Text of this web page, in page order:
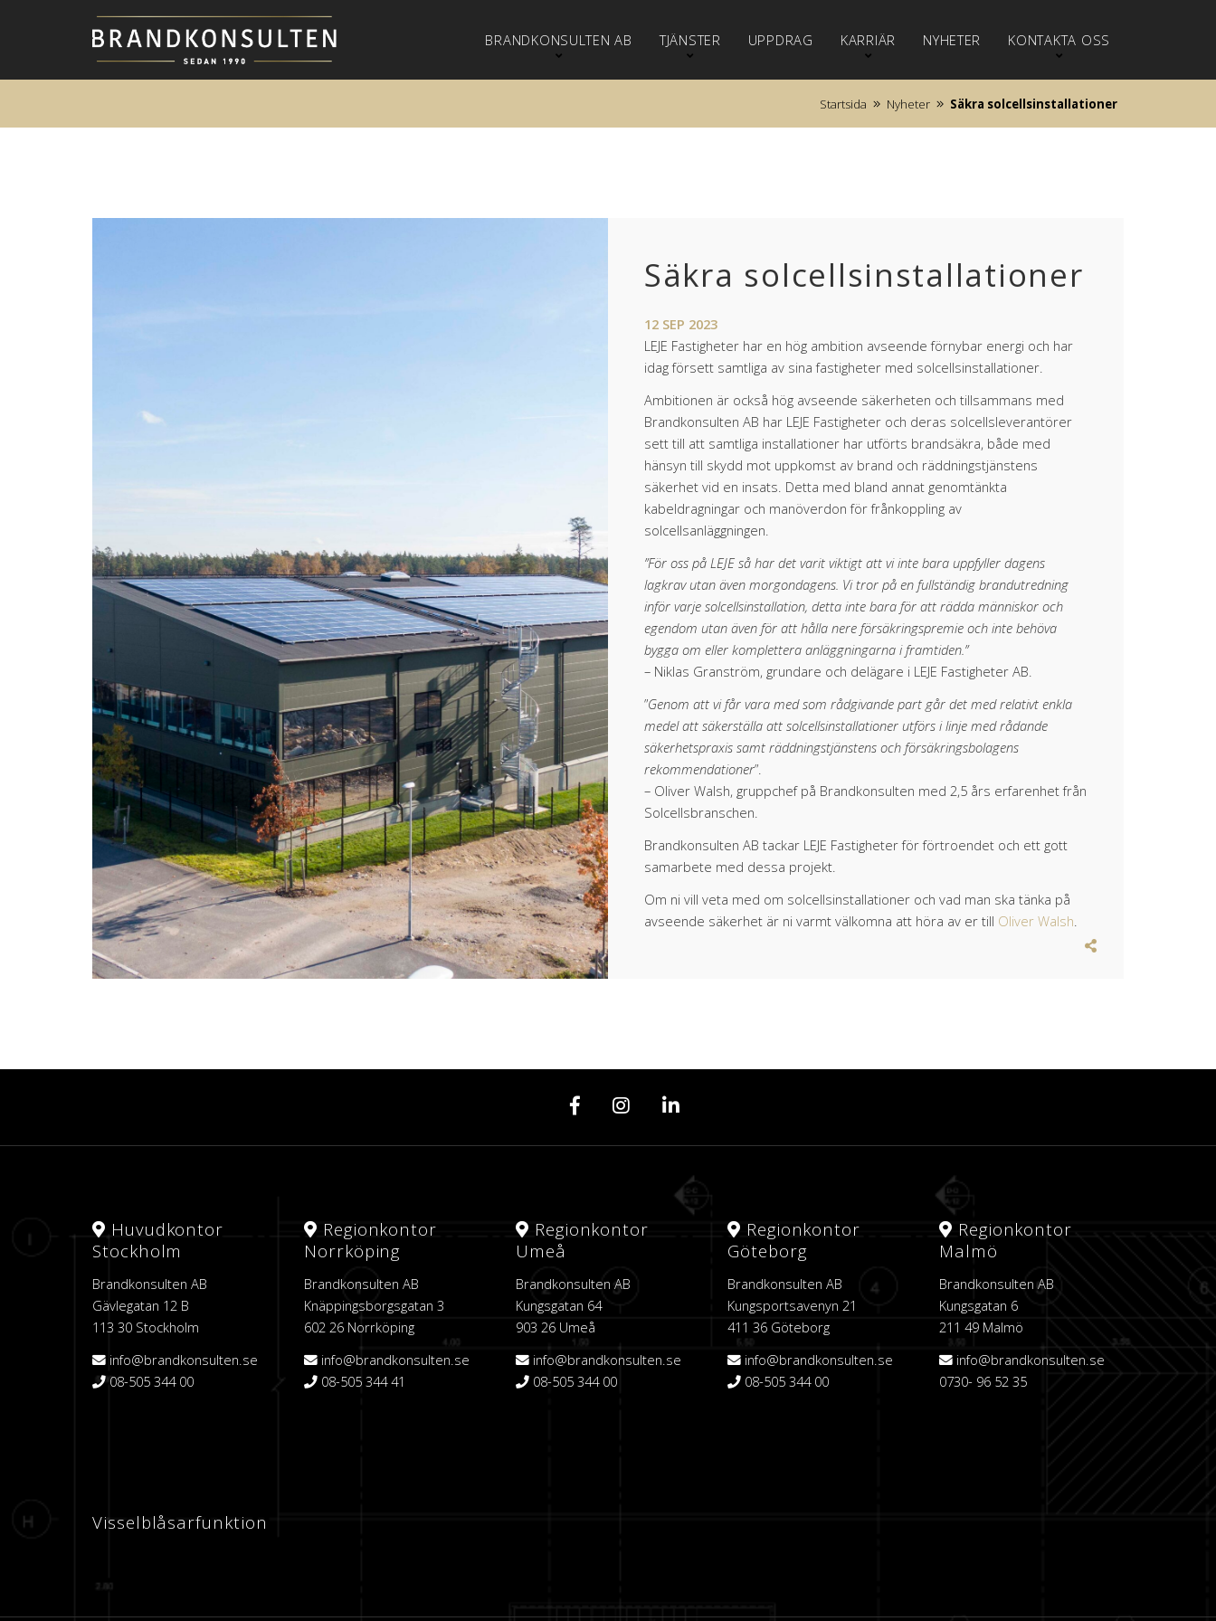
BRANDKONSULTEN AB TJÄNSTER UPPDRAG KARRIÄR NYHETER KONTAKTA OSS
Startsida Nyheter Säkra solcellsinstallationer
Säkra solcellsinstallationer
12 SEP 2023
LEJE Fastigheter har en hög ambition avseende förnybar energi och har
idag försett samtliga av sina fastigheter med solcellsinstallationer.
Ambitionen är också hög avseende säkerheten och tillsammans med
Brandkonsulten AB har LEJE Fastigheter och deras solcellsleverantörer
sett till att samtliga installationer har utförts brandsäkra, både med
hänsyn till skydd mot uppkomst av brand och räddningstjänstens
säkerhet vid en insats. Detta med bland annat genomtänkta
kabeldragningar och manöverdon för frånkoppling av
solcellsanläggningen.
”För oss på LEJE så har det varit viktigt att vi inte bara uppfyller dagens
lagkrav utan även morgondagens. Vi tror på en fullständig brandutredning
inför varje solcellsinstallation, detta inte bara för att rädda människor och
egendom utan även för att hålla nere försäkringspremie och inte behöva
bygga om eller komplettera anläggningarna i framtiden.”
– Niklas Granström, grundare och delägare i LEJE Fastigheter AB.
”Genom att vi får vara med som rådgivande part går det med relativt enkla
medel att säkerställa att solcellsinstallationer utförs i linje med rådande
säkerhetspraxis samt räddningstjänstens och försäkringsbolagens
rekommendationer”.
– Oliver Walsh, gruppchef på Brandkonsulten med 2,5 års erfarenhet från
Solcellsbranschen.
Brandkonsulten AB tackar LEJE Fastigheter för förtroendet och ett gott
samarbete med dessa projekt.
Om ni vill veta med om solcellsinstallationer och vad man ska tänka på
avseende säkerhet är ni varmt välkomna att höra av er till Oliver Walsh.
Huvudkontor
Stockholm
Brandkonsulten AB
Gävlegatan 12 B
113 30 Stockholm
info@brandkonsulten.se
08-505 344 00
Regionkontor
Norrköping
Brandkonsulten AB
Knäppingsborgsgatan 3
602 26 Norrköping
info@brandkonsulten.se
08-505 344 41
Regionkontor
Umeå
Brandkonsulten AB
Kungsgatan 64
903 26 Umeå
info@brandkonsulten.se
08-505 344 00
Regionkontor
Göteborg
Brandkonsulten AB
Kungsportsavenyn 21
411 36 Göteborg
info@brandkonsulten.se
08-505 344 00
Regionkontor
Malmö
Brandkonsulten AB
Kungsgatan 6
211 49 Malmö
info@brandkonsulten.se
0730- 96 52 35
Visselblåsarfunktion